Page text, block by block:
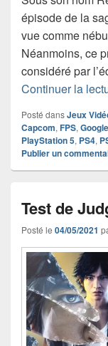
épisode de la
vue comme
Néanmoins, ce
considéré par
Continuer la
Posté dansJeux
Capcom, FPS,
PlayStation 5, PS4,
Publier un
Test de
Posté le 04/05/2021